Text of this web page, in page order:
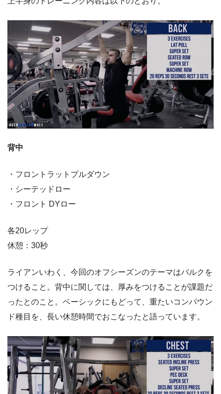
背中
・フロントラットプルダウン
・シーテッドロー
・フロント DYロー
各20レップ
休憩：30秒
ライアンいわく、今回のオフシーズンのテーマはバルクを
つけること。背中に関しては、厚みをつけることが課題だ
ったとのこと。ベーシックにもどって、重たいコンパウン
ド種目を、長い休憩時間でおこなったと語っています。